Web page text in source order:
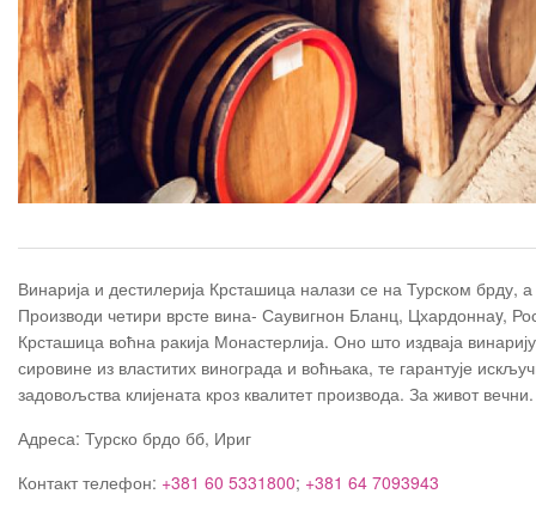
Винарија и дестилерија Крсташица налази се на Турском брду,
Производи четири врсте вина- Саувигнон Бланц, Цхардоннаy,
Крсташица воћна ракија Монастерлија. Оно што издваја
сировине из властитих винограда и воћњака, те гарантује
задовољства клијената кроз квалитет производа. За живот
Адреса: Турско брдо бб, Ириг
Контакт телефон: +381 60 5331800; +381 64 7093943